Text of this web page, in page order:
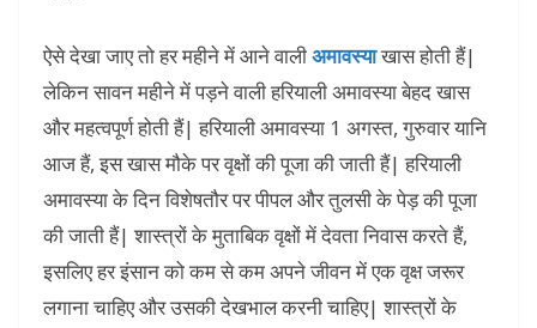
ऐसे देखा जाए तो हर महीने में आने वालीअमावस्याखास होती हैं|
लेकिन सावन महीने में पड़ने वाली हरियाली अमावस्या बेहद खास
और महत्वपूर्ण होती हैं| हरियाली अमावस्या 1 अगस्त, गुरुवार यानि
आज हैं, इस खास मौके पर वृक्षों की पूजा की जाती हैं| हरियाली
अमावस्या के दिन विशेषतौर पर पीपल और तुलसी के पेड़ की पूजा
की जाती हैं| शास्त्रों के मुताबिक वृक्षों में देवता निवास करते हैं,
इसलिए हर इंसान को कम से कम अपने जीवन में एक वृक्ष जरूर
लगाना चाहिए और उसकी देखभाल करनी चाहिए| शास्त्रों के